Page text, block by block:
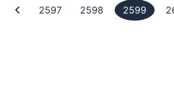
Prima pagina
2597Pagina 2597
2598 Pagina 2598
2599